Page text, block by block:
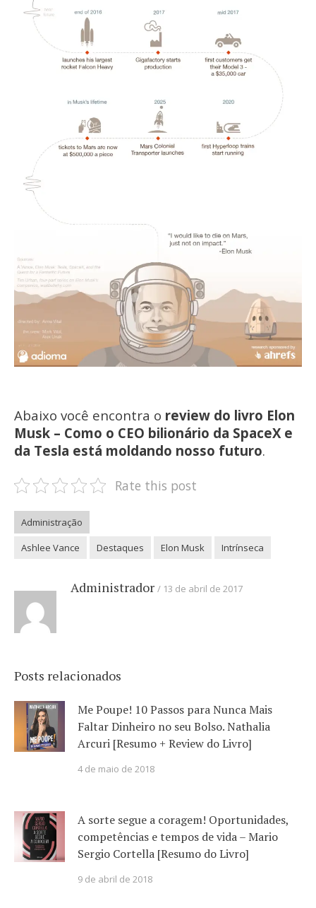
Abaixo você encontra o review do livro Elon
Musk – Como o CEO bilionário da SpaceX e
da Tesla está moldando nosso futuro.
Rate this post
Administração
Ashlee Vance
Destaques Elon Musk Intrínseca
Administrador 13 de abril de 2017
Posts relacionados
Me Poupe! 10 Passos para Nunca Mais
Faltar Dinheiro no seu Bolso. Nathalia
Arcuri [Resumo + Review do Livro]
4 de maio de 2018
A sorte segue a coragem! Oportunidades,
competências e tempos de vida – Mario
Sergio Cortella [Resumo do Livro]
9 de abril de 2018